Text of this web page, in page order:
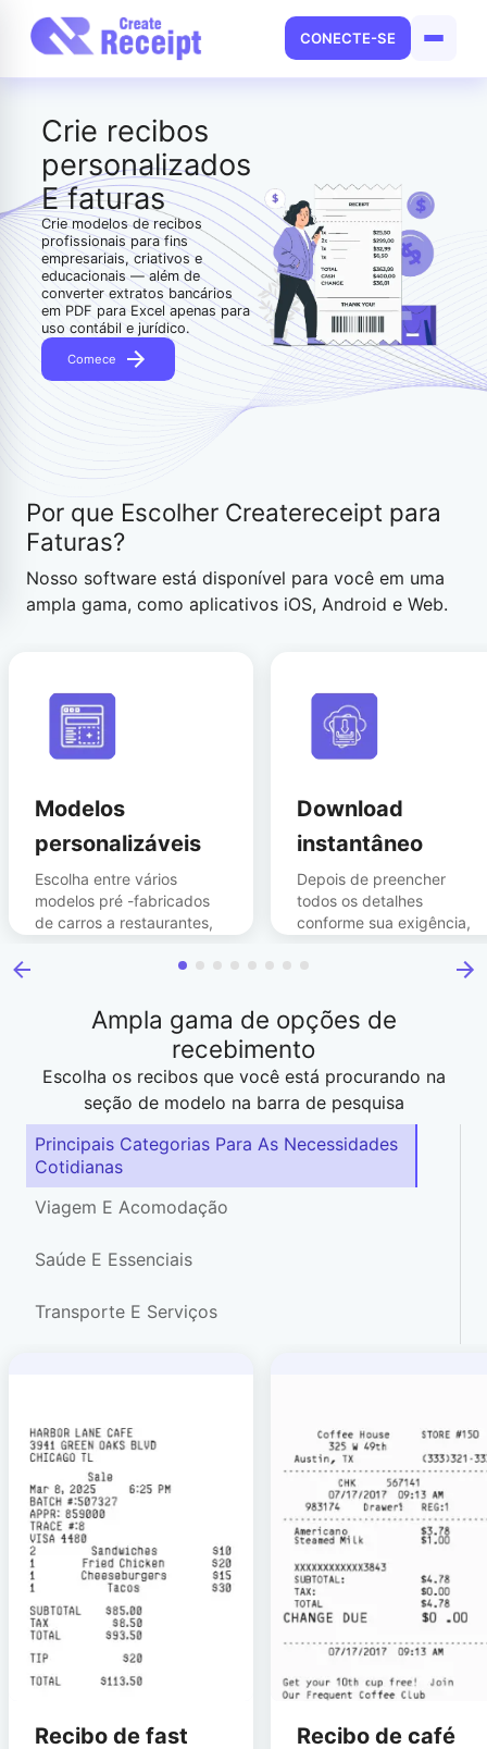
CONECTE-SE
Crie recibos
personalizados
E faturas
Crie modelos de recibos
profissionais para fins
empresariais, criativos e
educacionais — além de
converter extratos bancários
em PDF para Excel apenas para
uso contábil e jurídico.
Comece
Por que Escolher Createreceipt para
Faturas?
Nosso software está disponível para você em uma
ampla gama, como aplicativos iOS, Android e Web.
Modelos
personalizáveis
Escolha entre vários
modelos pré -fabricados
de carros a restaurantes,
Download
instantâneo
Depois de preencher
todos os detalhes
conforme sua exigência,
do PDF.
Ampla gama de opções de
recebimento
Escolha os recibos que você está procurando na
seção de modelo na barra de pesquisa
Principais Categorias Para As Necessidades
Cotidianas
Viagem E Acomodação
Saúde E Essenciais
Transporte E Serviços
Recibo de fast
Recibo de café